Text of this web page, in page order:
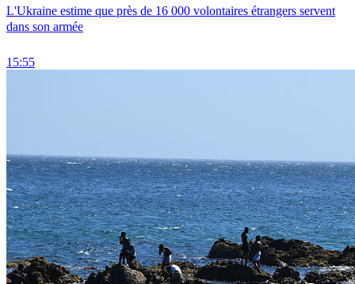
L'Ukraine estime que près de 16 000 volontaires étrangers servent
dans son armée
15:55